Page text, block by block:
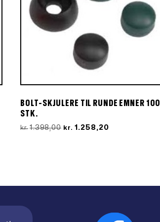
BOLT-SKJULERE TIL RUNDE EMNER 100
STK.
kr. 1.398,00 Den
kr. 1.258,20Den